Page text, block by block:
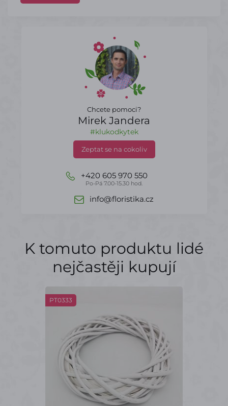
Chcete pomoci?
Mirek Jandera
#klukodkytek
Zeptat se na cokoliv
+420 605 970 550
Po-Pá 7.00-15.30 hod.
info@floristika.cz
K tomuto produktu lidé
nejčastěji kupují
PT0333